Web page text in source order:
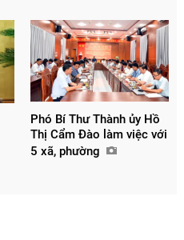
Phó Bí Thư Thành ủy Hồ
Thị Cẩm Đào làm việc với
5 xã, phường